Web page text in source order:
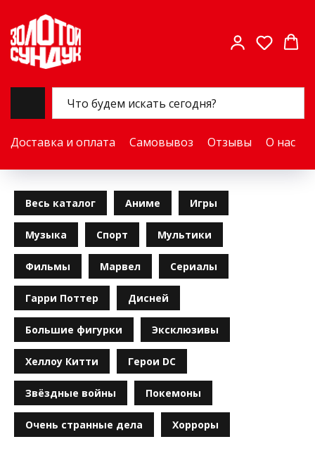
Доставка и оплата Самовывоз Отзывы О нас
Весь каталог Аниме Игры
Музыка Спорт Мультики
Фильмы Марвел Сериалы
Гарри Поттер Дисней
Большие фигурки Эксклюзивы
Хеллоу Китти Герои DC
Звёздные войны Покемоны
Очень странные дела Хорроры